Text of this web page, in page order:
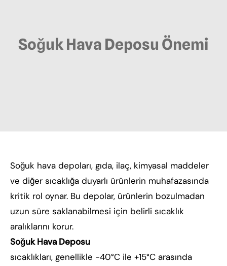
Soğuk Hava Deposu Önemi
Soğuk hava depoları, gıda, ilaç, kimyasal maddeler
ve diğer sıcaklığa duyarlı ürünlerin muhafazasında
kritik rol oynar. Bu depolar, ürünlerin bozulmadan
uzun süre saklanabilmesi için belirli sıcaklık
aralıklarını korur.
Soğuk Hava Deposu
sıcaklıkları, genellikle -40°C ile +15°C arasında